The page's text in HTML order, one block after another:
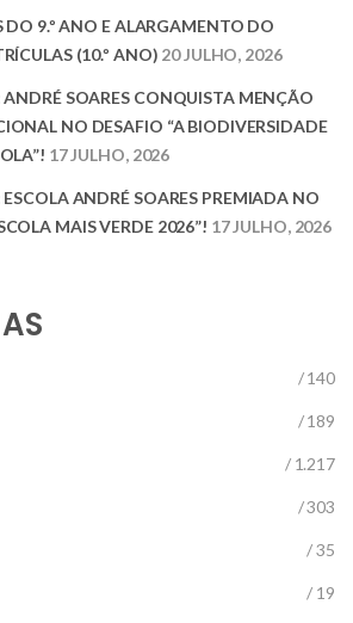
DO 9.º ANO E ALARGAMENTO DO
(10.º ANO) 20 JULHO, 2026
ANDRÉ SOARES CONQUISTA MENÇÃO
NO DESAFIO “A BIODIVERSIDADE
17 JULHO, 2026
ANDRÉ SOARES PREMIADA NO
MAIS VERDE 2026”! 17 JULHO, 2026
/ 140
/ 189
/ 1.217
/ 303
/ 35
/ 19